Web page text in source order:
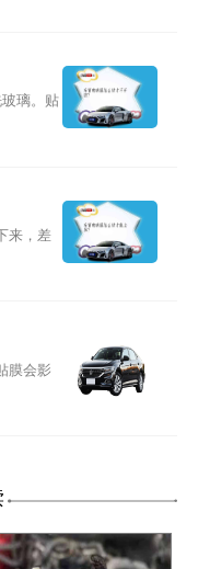
璃。贴
来，差
膜会影